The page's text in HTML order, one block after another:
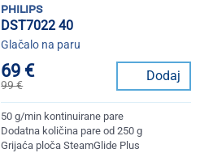
philips
DST7022 40
Glačalo na paru
69 €
99 €
Dodaj
50 g/min kontinuirane pare
Dodatna količina pare od 250 g
Grijaća ploča SteamGlide Plus